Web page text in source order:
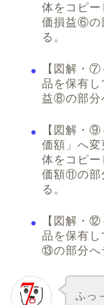
体をコピ
価損益⑥の
る。
【図解・
品を保有
益⑧の部分
【図解・
価額」へ
体をコピ
価額⑪の部
る。
【図解・
品を保有
⑬の部分へ
ふっ